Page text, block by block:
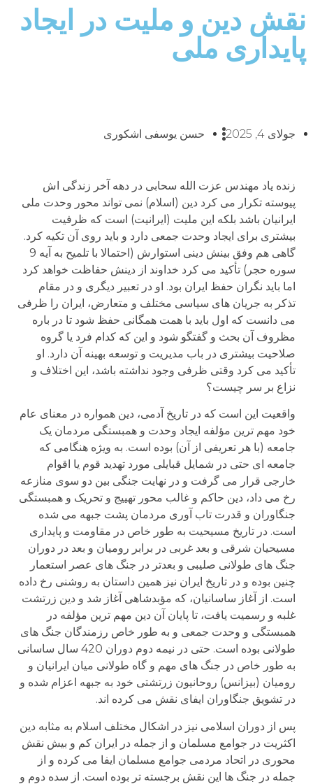
نقش دین و ملیت در ایجاد
پایداری ملی
جولای 4, 2025 حسن یوسفی اشکوری
زنده یاد مهندس عزت الله سحابی در دهه آخر زندگی اش
پیوسته تکرار می کرد دین (اسلام) نمی تواند محور وحدت ملی
ایرانیان باشد بلکه این ملیت (ایرانیت) است که ظرفیت
بیشتری برای ایجاد وحدت جمعی دارد و باید روی آن تکیه کرد.
گاهی هم وفق بینش دینی استوارش (احتمالا با تلمیح به آیه 9
سوره حجر) تأکید می کرد خداوند از دینش حفاظت خواهد کرد
اما باید نگران حفظ ایران بود. او در تعبیر دیگری و در مقام
تذکر به جریان های سیاسی مختلف و متعارض، ایران را ظرفی
می دانست که اول باید با همت همگانی حفظ شود تا در باره
مظروف آن بحث و گفتگو شود و این که کدام فرد یا گروه
صلاحیت بیشتری در باب مدیریت و توسعه بهینه آن دارد. او
تأکید می کرد وقتی ظرفی وجود نداشته باشد، این اختلاف و
نزاع بر سر چیست؟
واقعیت این است که در تاریخ آدمی، دین همواره در معنای عام
خود مهم ترین مؤلفه ایجاد وحدت و همبستگی مردمان یک
جامعه (با هر تعریفی از آن) بوده است. به ویژه هنگامی که
جامعه ای حتی در شمایل قبایلی مورد تهدید قوم یا اقوام
خارجی قرار می گرفت و در نهایت جنگی بین دو سوی منازعه
رخ می داد، دین حاکم و غالب محور تهییج و تحریک و همبستگی
جنگاوران و قدرت تاب آوری مردمان پشت جبهه می شده
است. در تاریخ مسیحیت به طور خاص در مقاومت و پایداری
مسیحیان شرقی و بعد غربی در برابر رومیان و بعد در دوران
جنگ های طولانی صلیبی و بعدتر در جنگ های عصر استعمار
چنین بوده و در تاریخ ایران نیز همین داستان به روشنی رخ داده
است. از آغاز ساسانیان، که مؤبدشاهی آغاز شد و دین زرتشت
غلبه و رسمیت یافت، تا پایان آن دین مهم ترین مؤلفه در
همبستگی و وحدت جمعی و به طور خاص رزمندگان جنگ های
طولانی بوده است. حتی در نیمه دوم دوران 420 سال ساسانی
به طور خاص در جنگ های مهم و گاه طولانی میان ایرانیان و
رومیان (بیزانس) روحانیون زرتشتی خود به جبهه اعزام شده و
در تشویق جنگاوران ایفای نقش می کرده اند.
پس از دوران اسلامی نیز در اشکال مختلف اسلام به مثابه دین
اکثریت در جوامع مسلمان و از جمله در ایران کم و بیش نقش
محوری در اتحاد مردمی جوامع مسلمان ایفا می کرده و از
جمله در جنگ ها این نقش برجسته تر بوده است. از سده دوم و